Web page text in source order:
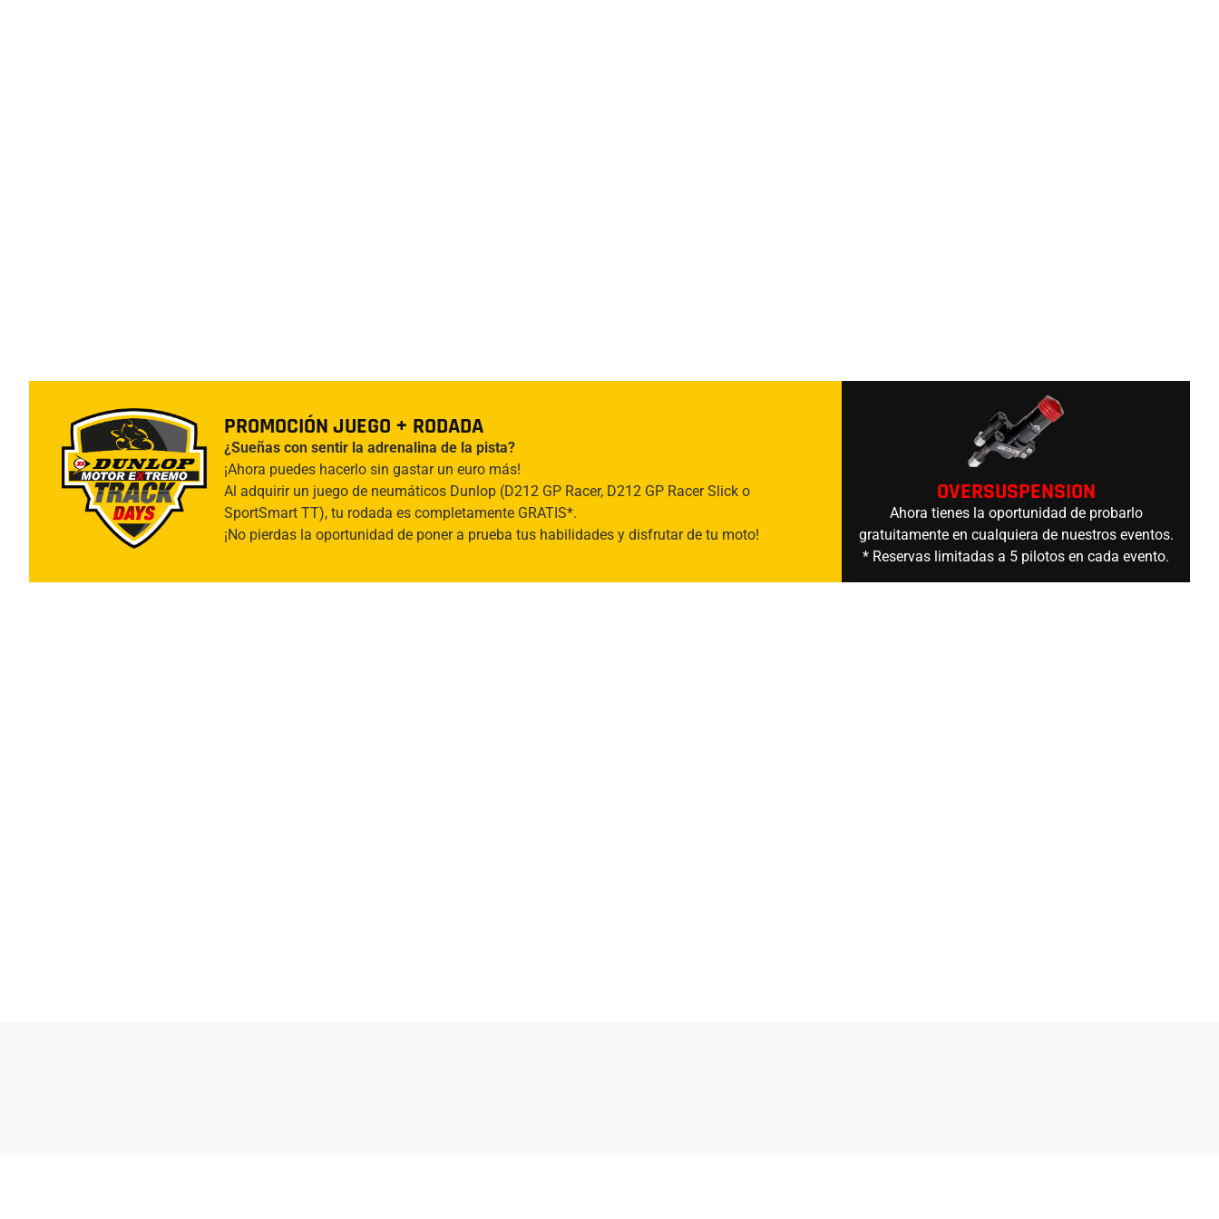
PROMOCIÓN JUEGO + RODADA
¿Sueñas con sentir la adrenalina de la pista?
¡Ahora puedes hacerlo sin gastar un euro más!
Al adquirir un juego de neumáticos Dunlop (D212 GP Racer, D212 GP Racer Slick o
SportSmart TT), tu rodada es completamente GRATIS*.
¡No pierdas la oportunidad de poner a prueba tus habilidades y disfrutar de tu moto!
OVERSUSPENSION
Ahora tienes la oportunidad de probarlo
gratuitamente en cualquiera de nuestros eventos.
* Reservas limitadas a 5 pilotos en cada evento.